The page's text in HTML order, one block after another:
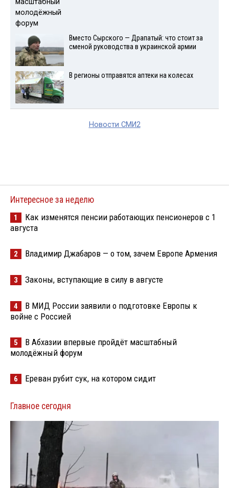
Вместо Сырского — Драпатый: что стоит за
сменой руководства в украинской армии
В регионы отправятся аптеки на колесах
Новости СМИ2
Интересное за неделю
1
Как изменятся пенсии работающих пенсионеров с 1
августа
2 Владимир Джабаров — о том, зачем Европе Армения
3 Законы, вступающие в силу в августе
4
В МИД России заявили о подготовке Европы к
войне с Россией
5
В Абхазии впервые пройдёт масштабный
молодёжный форум
6 Ереван рубит сук, на котором сидит
Главное сегодня